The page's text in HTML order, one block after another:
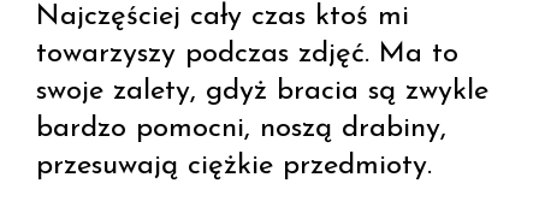
Najczęściej cały czas ktoś mi
towarzyszy podczas zdjęć. Ma to
swoje zalety, gdyż bracia są zwykle
bardzo pomocni, noszą drabiny,
przesuwają ciężkie przedmioty.